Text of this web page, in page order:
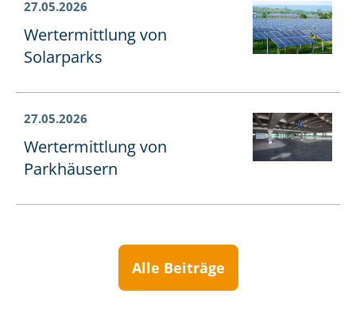
27.05.2026
Wertermittlung von
Solarparks
27.05.2026
Wertermittlung von
Parkhäusern
Alle Beiträge